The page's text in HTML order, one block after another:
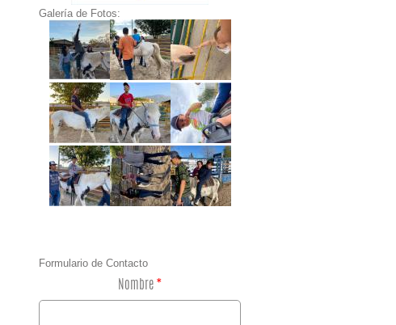
Galería de Fotos:
Formulario de Contacto
Nombre *